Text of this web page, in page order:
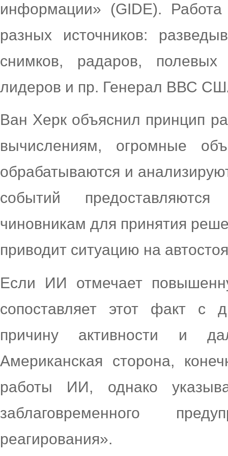
информации» (GIDE).
разных источников:
снимков, радаров,
лидеров и пр. Генерал ВВС
Ван Херк объяснил принцип
вычислениям, огромные
обрабатываются и
событий
чиновникам для принятия
приводит ситуацию на
Если ИИ отмечает
сопоставляет этот факт с
причину активности и
Американская сторона,
работы ИИ, однако
заблаговременного
реагирования».